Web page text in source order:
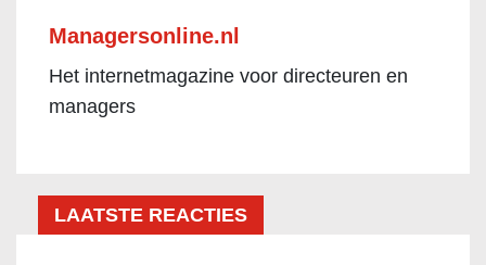
Managersonline.nl
Het internetmagazine voor directeuren en
managers
LAATSTE REACTIES